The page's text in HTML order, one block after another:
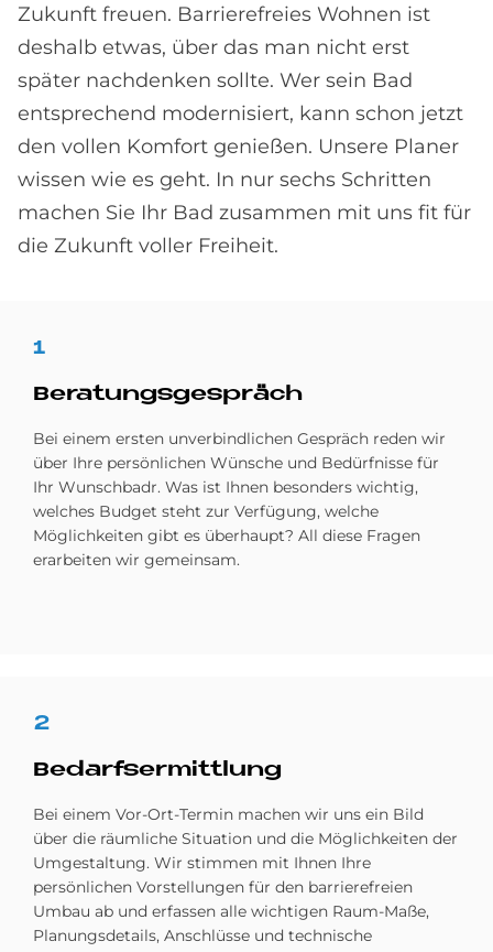
Zukunft freuen. Barrierefreies Wohnen ist
deshalb etwas, über das man nicht erst
später nachdenken sollte. Wer sein Bad
entsprechend modernisiert, kann schon jetzt
den vollen Komfort genießen. Unsere Planer
wissen wie es geht. In nur sechs Schritten
machen Sie Ihr Bad zusammen mit uns fit für
die Zukunft voller Freiheit.
1
Be­ra­tungs­ge­spräch
Bei einem ersten unverbindlichen Gespräch reden wir
über Ihre persönlichen Wünsche und Bedürfnisse für
Ihr Wunschbadr. Was ist Ihnen besonders wichtig,
welches Budget steht zur Verfügung, welche
Möglichkeiten gibt es überhaupt? All diese Fragen
erarbeiten wir gemeinsam.
2
Be­darfs­er­mitt­lung
Bei einem Vor-Ort-Termin machen wir uns ein Bild
über die räumliche Situation und die Möglichkeiten der
Umgestaltung. Wir stimmen mit Ihnen Ihre
persönlichen Vorstellungen für den barrierefreien
Umbau ab und erfassen alle wichtigen Raum-Maße,
Planungsdetails, Anschlüsse und technische